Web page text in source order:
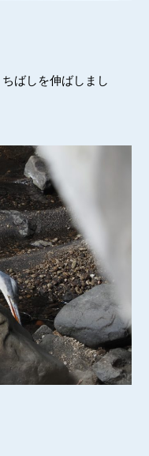
ばしを伸ばしまし